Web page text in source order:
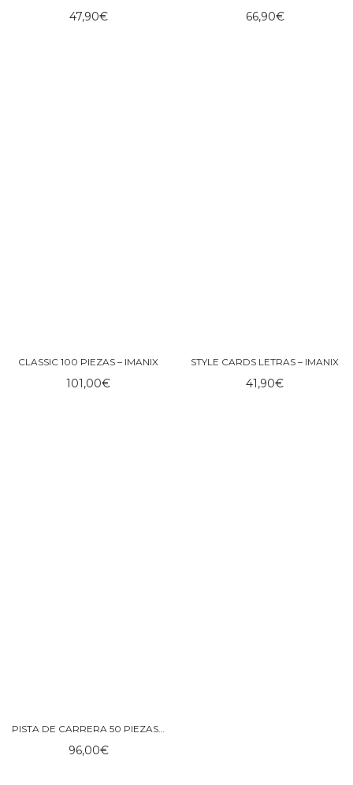
47,90€ 66,90€
CLASSIC 100 PIEZAS – IMANIX
101,00€
STYLE CARDS LETRAS – IMANIX
41,90€
PISTA DE CARRERA 50 PIEZAS – IMANIX
96,00€